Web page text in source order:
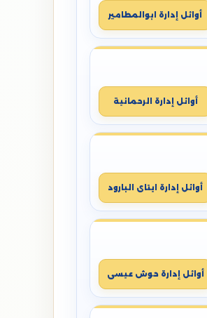
أوائل إدارة ابوالمطامير
أوائل إدارة الرحمانية
أوائل إدارة ايتاى البارود
أوائل إدارة حوش عيسى